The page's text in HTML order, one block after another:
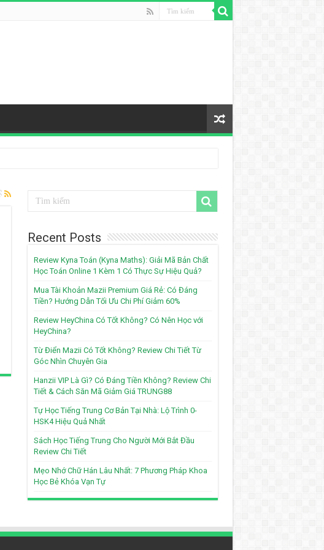
Recent Posts
Review Kyna Toán (Kyna Maths): Giải Mã Bản Chất
Học Toán Online 1 Kèm 1 Có Thực Sự Hiệu Quả?
Mua Tài Khoản Mazii Premium Giá Rẻ: Có Đáng
Tiền? Hướng Dẫn Tối Ưu Chi Phí Giảm 60%
Review HeyChina Có Tốt Không? Có Nên Học với
HeyChina?
Từ Điển Mazii Có Tốt Không? Review Chi Tiết Từ
Góc Nhìn Chuyên Gia
Hanzii VIP Là Gì? Có Đáng Tiền Không? Review Chi
Tiết & Cách Săn Mã Giảm Giá TRUNG88
Tự Học Tiếng Trung Cơ Bản Tại Nhà: Lộ Trình 0-
HSK4 Hiệu Quả Nhất
Sách Học Tiếng Trung Cho Người Mới Bắt Đầu
Review Chi Tiết
Mẹo Nhớ Chữ Hán Lâu Nhất: 7 Phương Pháp Khoa
Học Bẻ Khóa Vạn Tự